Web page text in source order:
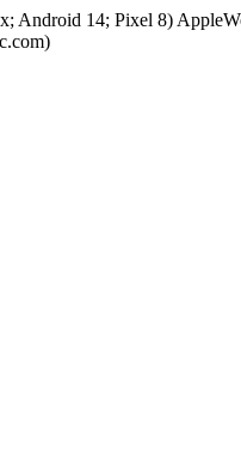
Android 14; Pixel 8)